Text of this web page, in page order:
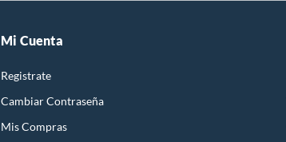
Mi Cuenta
Registrate
Cambiar Contraseña
Mis Compras